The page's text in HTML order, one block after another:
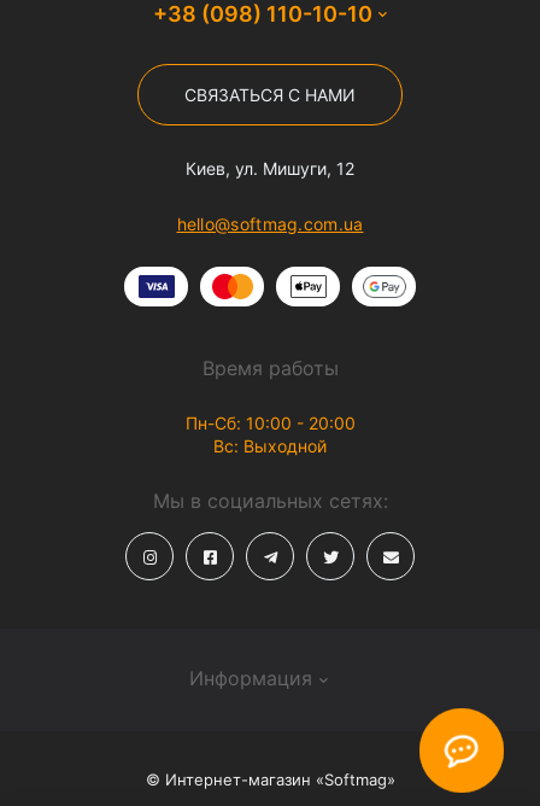
+38 (098) 110-10-10
СВЯЗАТЬСЯ С НАМИ
Киев, ул. Мишуги, 12
hello@softmag.com.ua
Информация
Время работы
Пн-Сб: 10:00 - 20:00
Вс: Выходной
Мы в социальных сетях:
© Интернет-магазин «Softmag»